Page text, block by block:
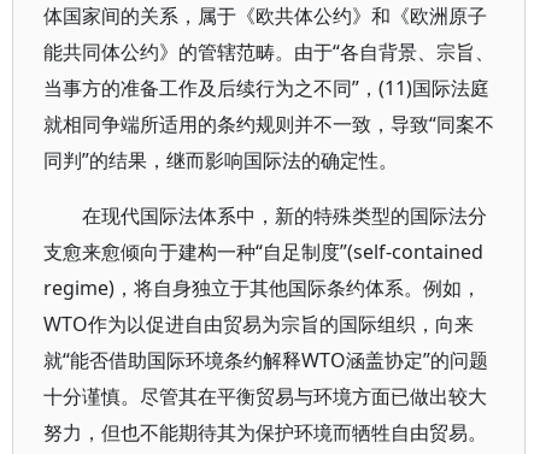
体国家间的关系，属于《欧共体公约》和《欧洲原子
能共同体公约》的管辖范畴。由于“各自背景、宗旨、
当事方的准备工作及后续行为之不同”，(11)国际法庭
就相同争端所适用的条约规则并不一致，导致“同案不
同判”的结果，继而影响国际法的确定性。
在现代国际法体系中，新的特殊类型的国际法分
支愈来愈倾向于建构一种“自足制度”(self-contained
regime)，将自身独立于其他国际条约体系。例如，
WTO作为以促进自由贸易为宗旨的国际组织，向来
就“能否借助国际环境条约解释WTO涵盖协定”的问题
十分谨慎。尽管其在平衡贸易与环境方面已做出较大
努力，但也不能期待其为保护环境而牺牲自由贸易。